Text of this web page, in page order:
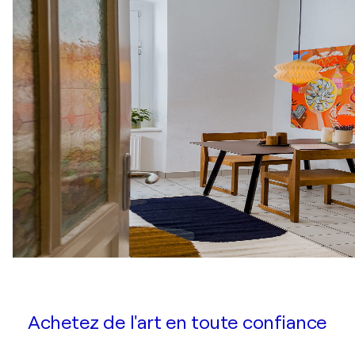
Achetez de l'art en toute confiance